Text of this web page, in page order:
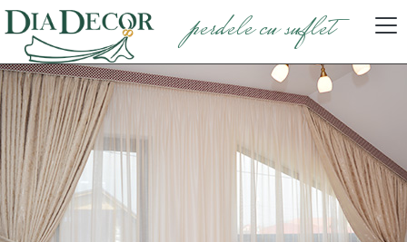
perdele cu suflet